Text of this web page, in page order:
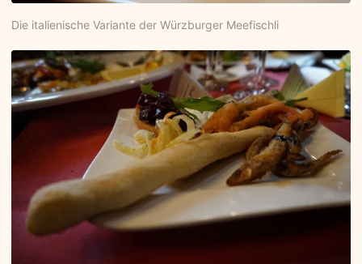
Die italienische Variante der Würzburger Meefischli